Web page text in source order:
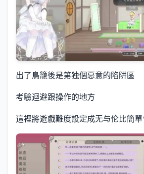
出了鳥籠後是第独個惡意的陷阱區
考驗迴避跟操作的地方
這裡將遊戲難度設定成无与伦比簡